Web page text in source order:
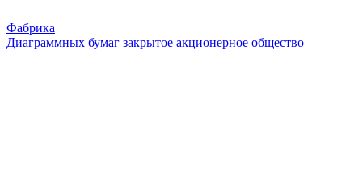
Фабрика
Диаграммных бумаг закрытое акционерное общество